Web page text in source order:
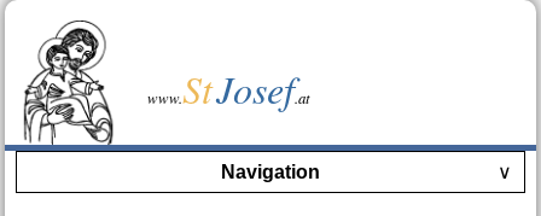
www.StJosef.at
Navigation ∨